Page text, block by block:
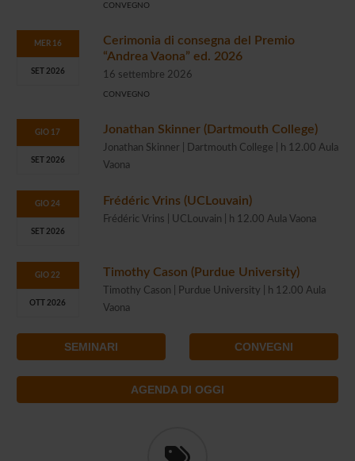
CONVEGNO
MER 16
SET 2026
Cerimonia di consegna del Premio
“Andrea Vaona” ed. 2026
16 settembre 2026
CONVEGNO
GIO 17
SET 2026
Jonathan Skinner (Dartmouth College)
Jonathan Skinner | Dartmouth College | h 12.00 Aula
Vaona
GIO 24
SET 2026
Frédéric Vrins (UCLouvain)
Frédéric Vrins | UCLouvain | h 12.00 Aula Vaona
GIO 22
OTT 2026
Timothy Cason (Purdue University)
Timothy Cason | Purdue University | h 12.00 Aula
Vaona
SEMINARI CONVEGNI
AGENDA DI OGGI